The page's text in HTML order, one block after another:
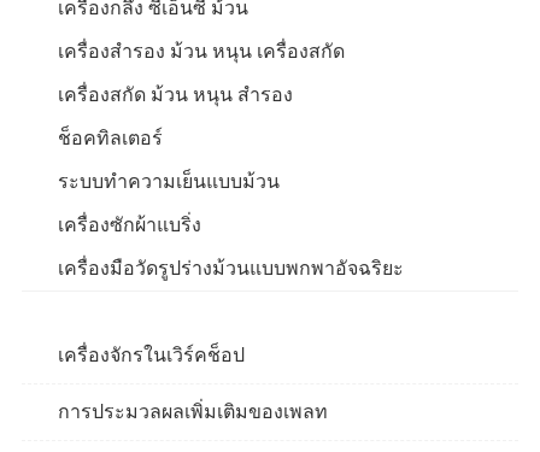
เครื่องกลึง ซีเอ็นซี ม้วน
เครื่องสำรอง ม้วน หนุน เครื่องสกัด
เครื่องสกัด ม้วน หนุน สำรอง
ช็อคทิลเตอร์
ระบบทำความเย็นแบบม้วน
เครื่องซักผ้าแบริ่ง
เครื่องมือวัดรูปร่างม้วนแบบพกพาอัจฉริยะ
เครื่องจักรในเวิร์คช็อป
การประมวลผลเพิ่มเติมของเพลท